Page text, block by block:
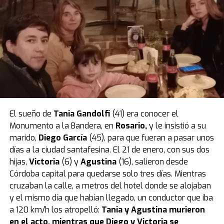
necesario para que la sustancia haga efecto en el
organismo de un niño tan pequeño.
Por eso, la Justicia ordenó laprisión preventiva por 30
días para la madre, que fue confirmada en una
audiencia de custodia realizada el jueves 28 de agosto.
El caso quedó caratulado comomuerte sospechosa,
pero la mujer es investigada por
homicidio calificado.
La tatuadora fue grabada un día antes
mientras compraba el veneno en un
supermercado
Según reveló el medio Metrópoles, el momento en que
la tatuadora compró el veneno con el que habría
matado a su bebé quedó registrado por las cámaras de
seguridad de un local de mascotas de la zona este de
El sueño de Tania Gandolfi(41) era conocer el
Monumento a la Bandera, en Rosario,y le insistió a su
marido, Diego García(45), para que fueran a pasar unos
días a la ciudad santafesina. El 21 de enero, con sus dos
hijas, Victoria (6) yAgustina (16), salieron desde
Córdoba capital para quedarse solo tres días. Mientras
cruzaban la calle, a metros del hotel donde se alojaban
y el mismo día que habían llegado, un conductor que iba
a 120 km/h los atropelló: Tania y Agustina murieron
en el acto, mientras que Diego y Victoria se